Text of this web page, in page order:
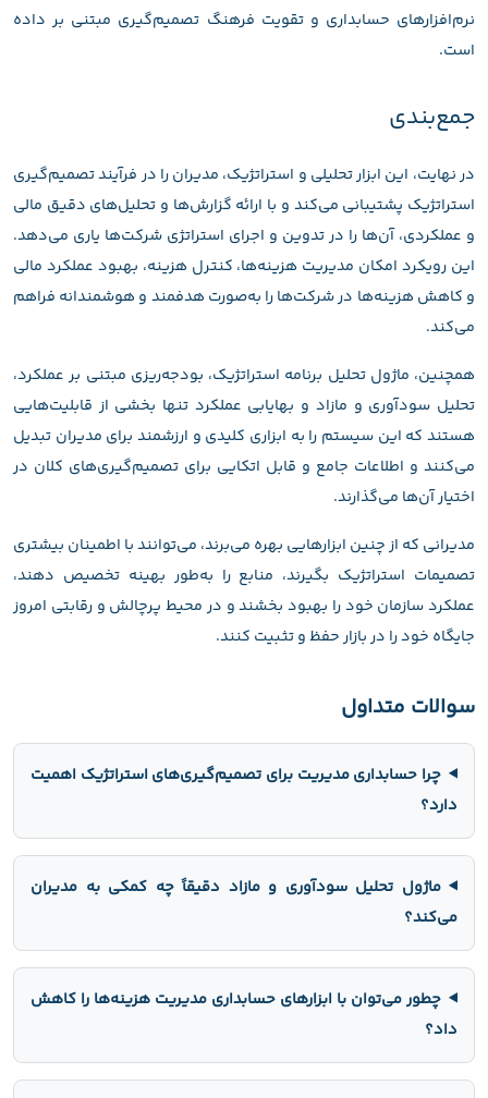
نرم‌افزارهای حسابداری و تقویت فرهنگ تصمیم‌گیری مبتنی بر داده
است.
جمع‌بندی
در نهایت، این ابزار تحلیلی و استراتژیک، مدیران را در فرآیند تصمیم‌گیری
استراتژیک پشتیبانی می‌کند و با ارائه گزارش‌ها و تحلیل‌های دقیق مالی
و عملکردی، آن‌ها را در تدوین و اجرای استراتژی شرکت‌ها یاری می‌دهد.
این رویکرد امکان مدیریت هزینه‌ها، کنترل هزینه، بهبود عملکرد مالی
و کاهش هزینه‌ها در شرکت‌ها را به‌صورت هدفمند و هوشمندانه فراهم
می‌کند.
همچنین، ماژول تحلیل برنامه استراتژیک، بودجه‌ریزی مبتنی بر عملکرد،
تحلیل سودآوری و مازاد و بهایابی عملکرد تنها بخشی از قابلیت‌هایی
هستند که این سیستم را به ابزاری کلیدی و ارزشمند برای مدیران تبدیل
می‌کنند و اطلاعات جامع و قابل اتکایی برای تصمیم‌گیری‌های کلان در
اختیار آن‌ها می‌گذارند.
مدیرانی که از چنین ابزارهایی بهره می‌برند، می‌توانند با اطمینان بیشتری
تصمیمات استراتژیک بگیرند، منابع را به‌طور بهینه تخصیص دهند،
عملکرد سازمان خود را بهبود بخشند و در محیط پرچالش و رقابتی امروز
جایگاه خود را در بازار حفظ و تثبیت کنند.
سوالات متداول
چرا حسابداری مدیریت برای تصمیم‌گیری‌های استراتژیک اهمیت
دارد؟
ماژول تحلیل سودآوری و مازاد دقیقاً چه کمکی به مدیران
می‌کند؟
چطور می‌توان با ابزارهای حسابداری مدیریت هزینه‌ها را کاهش
داد؟